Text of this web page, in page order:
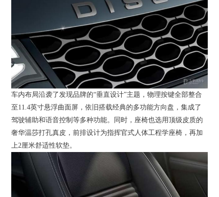
车内布局沿袭了发现品牌的“垂直设计”主题，物理按键全部整合
至11.4英寸悬浮曲面屏，依旧搭载经典的多功能方向盘，集成了
驾驶辅助和语音控制等多种功能。同时，座椅也选用顶级皮质的
奢华温莎打孔真皮，前排设计为指挥官式人体工程学座椅，再加
上2厘米舒适性软垫。